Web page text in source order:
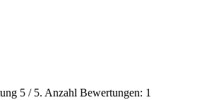
5 / 5. Anzahl Bewertungen: 1